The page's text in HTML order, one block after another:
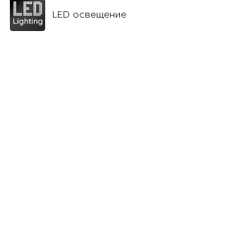
LED освещение